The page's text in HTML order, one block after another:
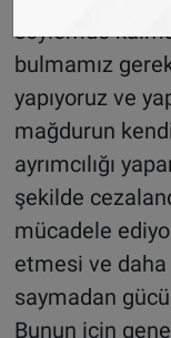
söylemde
bulmamız
yapıyoruz ve
mağdurun
ayrımcılığı
şekilde
mücadele
etmesi ve
saymadan
Bunun için